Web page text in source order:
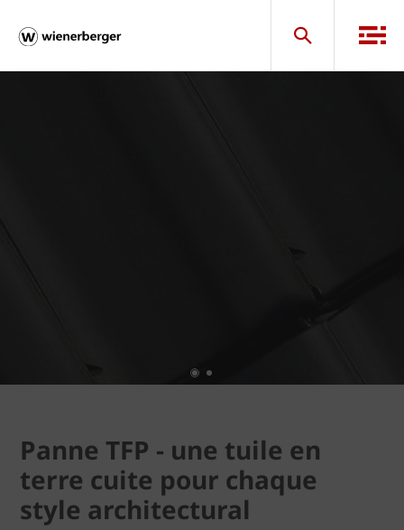
Panne TFP - une tuile en
terre cuite pour chaque
style architectural